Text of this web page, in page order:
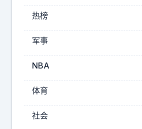
国
高
估
了
芯
片
牌
，
国
热榜
军事
NBA
体育
社会